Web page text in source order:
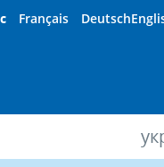
Deutsch
Français